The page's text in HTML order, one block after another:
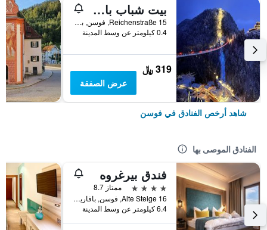
بيت شباب بافاريا سيتي - بيت شباب بوتيكي
Reichenstraße 15, فوسن, بافاريا, ألمانيا
0.4 كيلومتر عن وسط المدينة
319 ﷼
عرض الصفقة
شاهد أرخص الفنادق في فوسن
الفنادق الموصى بها
فندق بيرغروه
4 نجوم
ممتاز 8.7
Alte Steige 16, فوسن, بافاريا, ألمانيا
6.4 كيلومتر عن وسط المدينة